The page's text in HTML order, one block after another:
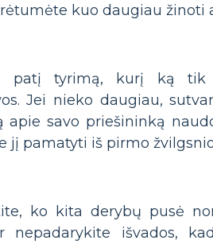
kuo daugiau žinoti
patį tyrimą, kurį ką
Jei nieko daugiau,
apie savo priešininką
jį pamatyti iš pirmo
ko kita derybų pusė
nepadarykite išvados,